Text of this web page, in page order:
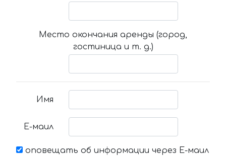
Место окончания аренды (город,
гостиница и т. д.)
Имя
Е-маил
оповещать об информации через Е-маил